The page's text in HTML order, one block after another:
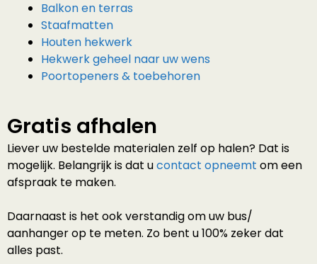
Balkon en terras
Staafmatten
Houten hekwerk
Hekwerk geheel naar uw wens
Poortopeners & toebehoren
Gratis afhalen
Liever uw bestelde materialen zelf op halen? Dat is
mogelijk. Belangrijk is dat ucontact opneemt om een
afspraak te maken.
Daarnaast is het ook verstandig om uw bus/
aanhanger op te meten. Zo bent u 100% zeker dat
alles past.